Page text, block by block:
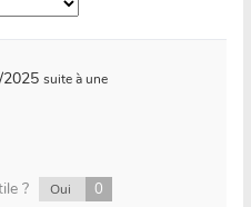
2025 suite à une
?
Oui 0